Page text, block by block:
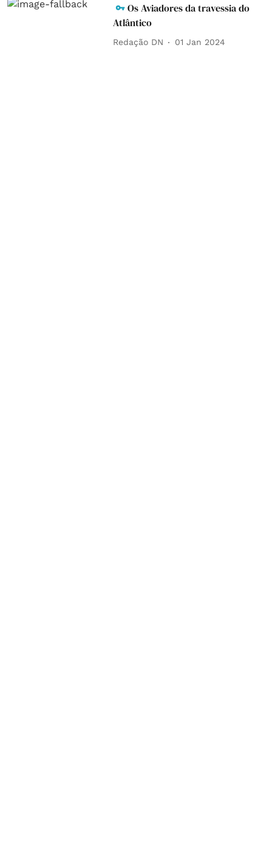
Os Aviadores da travessia do
Atlântico
Redação DN 01 Jan 2024